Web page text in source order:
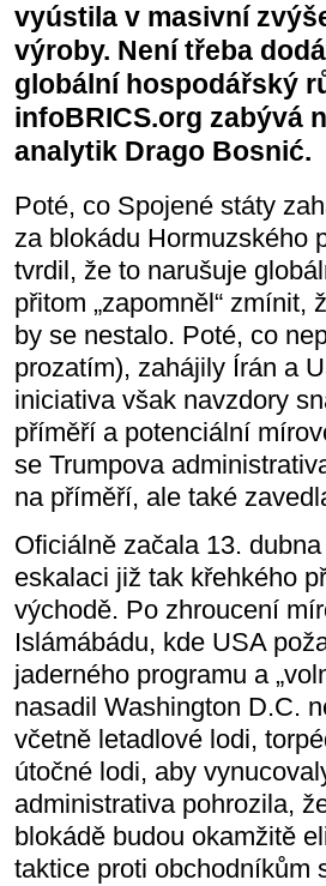
vyústila v masivní
výroby. Není třeba
globální hospodářský
infoBRICS.org zabývá
analytik Drago Bosnić.
Poté, co Spojené státy
za blokádu Hormuzského
tvrdil, že to narušuje
přitom „zapomněl“
by se nestalo. Poté, co
prozatím), zahájily Írán a
iniciativa však navzdory
příměří a potenciální
se Trumpova
na příměří, ale také
Oficiálně začala 13.
eskalaci již tak křehkého
východě. Po zhroucení
Islámábádu, kde USA
jaderného programu a
nasadil Washington D.C.
včetně letadlové lodi,
útočné lodi, aby
administrativa pohrozila,
blokádě budou okamžitě
taktice proti obchodníkům